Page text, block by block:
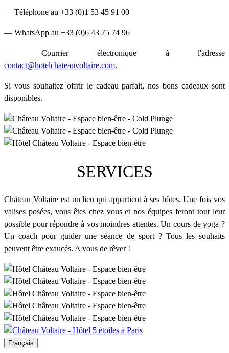
— Téléphone au +33 (0)1 53 45 91 00
— WhatsApp au +33 (0)6 43 75 74 96
— Courrier électronique à l'adresse
contact@hotelchateauvoltaire.com.
Si vous souhaitez offrir le cadeau parfait, nos bons cadeaux sont
disponibles.
SERVICES
Château Voltaire est un lieu qui appartient à ses hôtes. Une fois vos
valises posées, vous êtes chez vous et nos équipes feront tout leur
possible pour répondre à vos moindres attentes. Un cours de yoga ?
Un coach pour guider une séance de sport ? Tous les souhaits
peuvent être exaucés. A vous de rêver !
Français